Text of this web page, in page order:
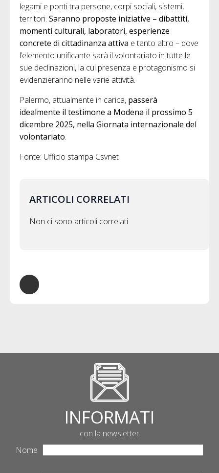
legami e ponti tra persone, corpi sociali, sistemi,
territori. Saranno proposte iniziative – dibattiti,
momenti culturali, laboratori, esperienze
concrete di cittadinanza attiva e tanto altro – dove
l’elemento unificante sarà il volontariato in tutte le
sue declinazioni, la cui presenza e protagonismo si
evidenzieranno nelle varie attività.
Palermo, attualmente in carica, passerà
idealmente il testimone a Modena il prossimo 5
dicembre 2025, nella Giornata internazionale del
volontariato.
Fonte: Ufficio stampa Csvnet
ARTICOLI CORRELATI
Non ci sono articoli correlati.
INFORMATI
con la newsletter
Nome